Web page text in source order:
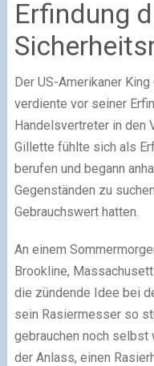
Erfindung
Der US-Amerikaner
verdiente vor seiner
Handelsvertreter in den
Gillette fühlte sich als
berufen und begann
Gegenständen zu
Gebrauchswert hatten.
An einem
Brookline,
die zündende Idee bei
sein Rasiermesser so
gebrauchen noch selbst
der Anlass, einen